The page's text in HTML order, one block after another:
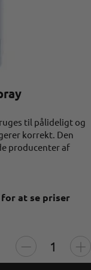
til pålideligt og
korrekt. Den
producenter af
at se priser